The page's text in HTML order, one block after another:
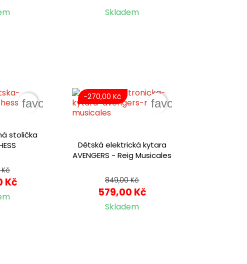
Skladem
stolička
Kč
favorite_border
Dětská elektrická kytara
AVENGERS - Reig Musicales
849,00 Kč
579,00 Kč
Skladem
-270,00 Kč
favorite_border